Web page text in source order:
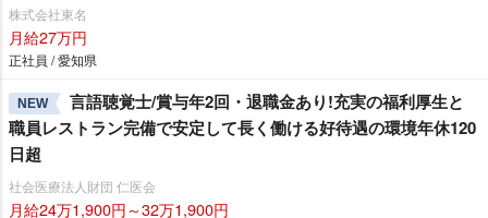
株式会社東名
月給27万円
正社員 / 愛知県
NEW
言語聴覚士/賞与年2回・退職金あり!充実の福利厚生と
職員レストラン完備で安定して長く働ける好待遇の環境年休120
日超
社会医療法人財団 仁医会
月給24万1,900円～32万1,900円